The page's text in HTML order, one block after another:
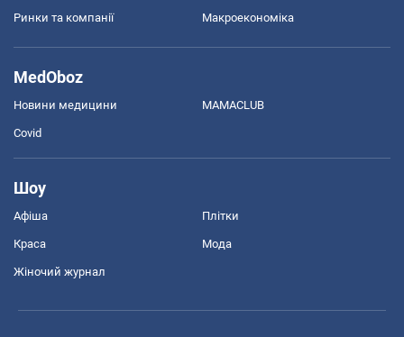
Ринки та компанії Макроекономіка
MedOboz
Новини медицини MAMACLUB
Covid
Шоу
Афіша Плітки
Краса Мода
Жіночий журнал